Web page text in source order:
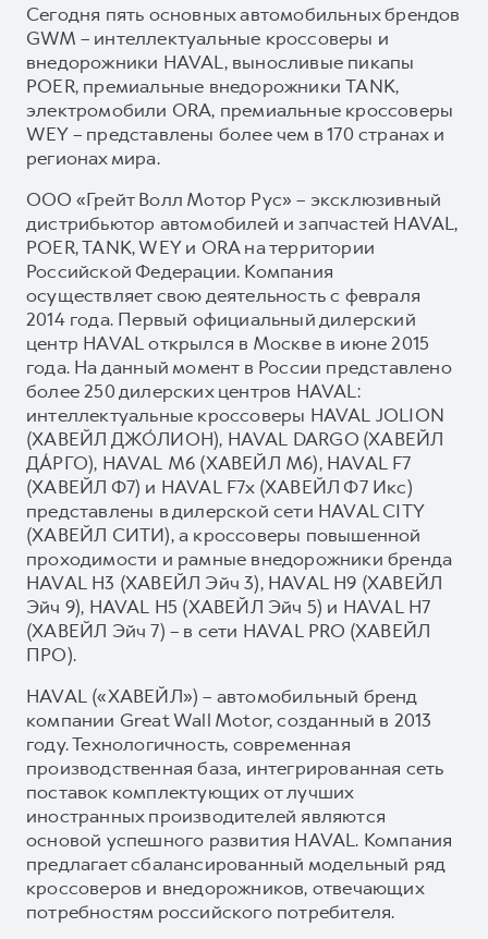
Сегодня пять основных автомобильных брендов
GWM – интеллектуальные кроссоверы и
внедорожники HAVAL, выносливые пикапы
POER, премиальные внедорожники TANK,
электромобили ORA, премиальные кроссоверы
WEY – представлены более чем в 170 странах и
регионах мира.
ООО «Грейт Волл Мотор Рус» – эксклюзивный
дистрибьютор автомобилей и запчастей HAVAL,
POER, TANK, WEY и ORA на территории
Российской Федерации. Компания
осуществляет свою деятельность с февраля
2014 года. Первый официальный дилерский
центр HAVAL открылся в Москве в июне 2015
года. На данный момент в России представлено
более 250 дилерских центров HAVAL:
интеллектуальные кроссоверы HAVAL JOLION
(ХАВЕЙЛ ДЖО́ЛИОН), HAVAL DARGO (ХАВЕЙЛ
ДА́РГО), HAVAL М6 (ХАВЕЙЛ M6), HAVAL F7
(ХАВЕЙЛ Ф7) и HAVAL F7x (ХАВЕЙЛ Ф7 Икс)
представлены в дилерской сети HAVAL CITY
(ХАВЕЙЛ СИТИ), а кроссоверы повышенной
проходимости и рамные внедорожники бренда
HAVAL H3 (ХАВЕЙЛ Эйч 3), HAVAL H9 (ХАВЕЙЛ
Эйч 9), HAVAL H5 (ХАВЕЙЛ Эйч 5) и HAVAL H7
(ХАВЕЙЛ Эйч 7) – в сети HAVAL PRO (ХАВЕЙЛ
ПРО).
HAVAL («ХАВЕЙЛ») – автомобильный бренд
компании Great Wall Motor, созданный в 2013
году. Технологичность, современная
производственная база, интегрированная сеть
поставок комплектующих от лучших
иностранных производителей являются
основой успешного развития HAVAL. Компания
предлагает сбалансированный модельный ряд
кроссоверов и внедорожников, отвечающих
потребностям российского потребителя.